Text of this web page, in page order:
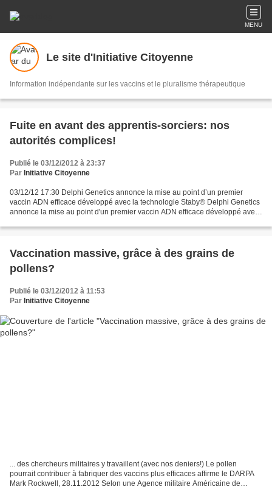
MENU
Le site d'Initiative Citoyenne
Information indépendante sur les vaccins et le pluralisme thérapeutique
Fuite en avant des apprentis-sorciers: nos
autorités complices!
Publié le 03/12/2012 à 23:37
Par Initiative Citoyenne
03/12/12 17:30 Delphi Genetics annonce la mise au point d’un premier
vaccin ADN efficace développé avec la technologie Staby® Delphi Genetics
annonce la mise au point d'un premier vaccin ADN efficace développé avec
Vaccination massive, grâce à des grains de
pollens?
Publié le 03/12/2012 à 11:53
Par Initiative Citoyenne
... des chercheurs militaires y travaillent (avec nos deniers!) Le pollen
pourrait contribuer à fabriquer des vaccins plus efficaces affirme le DARPA
Mark Rockwell, 28.11.2012 Selon une Agence militaire Américaine de